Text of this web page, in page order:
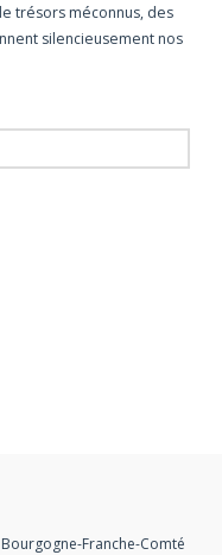
trésors méconnus, des
silencieusement nos
Franche-Comté